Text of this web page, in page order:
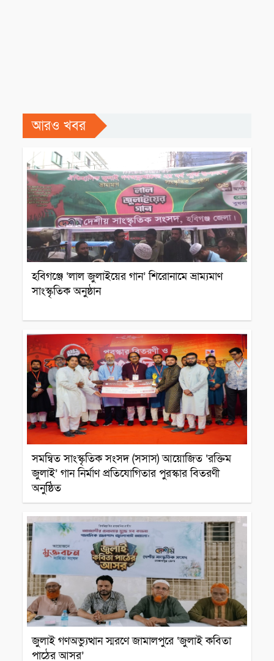
আরও খবর
হবিগঞ্জে ‘লাল জুলাইয়ের গান’ শিরোনামে ভ্রাম্যমাণ
সাংস্কৃতিক অনুষ্ঠান
সাংস্কৃতিক প্রতিষ্ঠান
সমন্বিত সাংস্কৃতিক সংসদ (সসাস) আয়োজিত ‘রক্তিম
জুলাই’ গান নির্মাণ প্রতিযোগিতার পুরস্কার বিতরণী
অনুষ্ঠিত
সাংস্কৃতিক প্রতিষ্ঠান
জুলাই গণঅভ্যুত্থান স্মরণে জামালপুরে ‘জুলাই কবিতা
পাঠের আসর’